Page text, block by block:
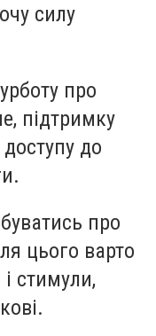
силу
про
підтримку
до
про
цього варто
стимули,